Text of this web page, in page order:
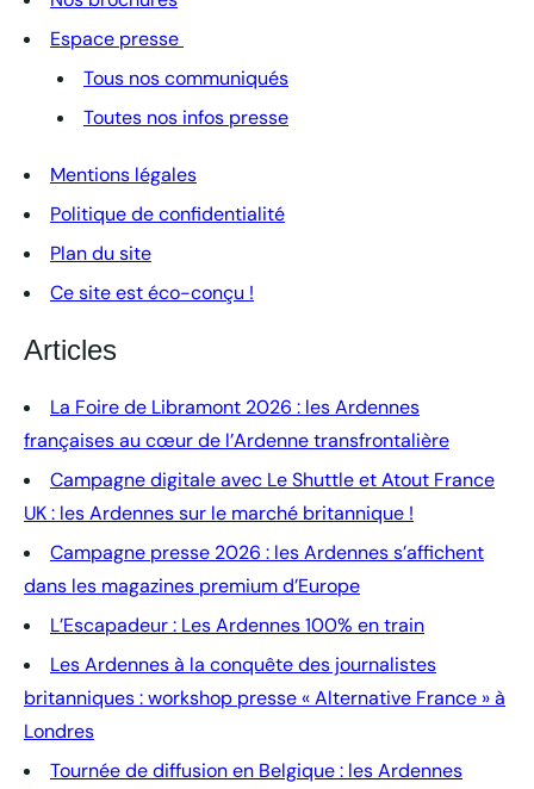
Espace presse
Tous nos communiqués
Toutes nos infos presse
Mentions légales
Politique de confidentialité
Plan du site
Ce site est éco-conçu !
Articles
La Foire de Libramont 2026 : les Ardennes
françaises au cœur de l’Ardenne transfrontalière
Campagne digitale avec Le Shuttle et Atout France
UK : les Ardennes sur le marché britannique !
Campagne presse 2026 : les Ardennes s’affichent
dans les magazines premium d’Europe
L’Escapadeur : Les Ardennes 100% en train
Les Ardennes à la conquête des journalistes
britanniques : workshop presse « Alternative France » à
Londres
Tournée de diffusion en Belgique : les Ardennes